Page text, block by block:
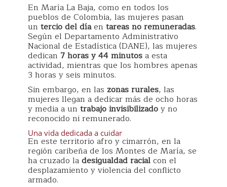
En María La Baja, como en todos los
pueblos de Colombia, las mujeres pasan
un tercio del díaen tareas no remuneradas.
Según el Departamento Administrativo
Nacional de Estadística (DANE), las mujeres
dedican 7 horas y 44 minutosa esta
actividad, mientras que los hombres apenas
3 horas y seis minutos.
Sin embargo, en las zonas rurales, las
mujeres llegan a dedicar más de ocho horas
y media a un trabajo invisibilizadoy no
reconocido ni remunerado.
Una vida dedicada a cuidar
En este territorio afro y cimarrón, en la
región caribeña de los Montes de María, se
ha cruzado ladesigualdad racialcon el
desplazamiento y violencia del conflicto
armado.